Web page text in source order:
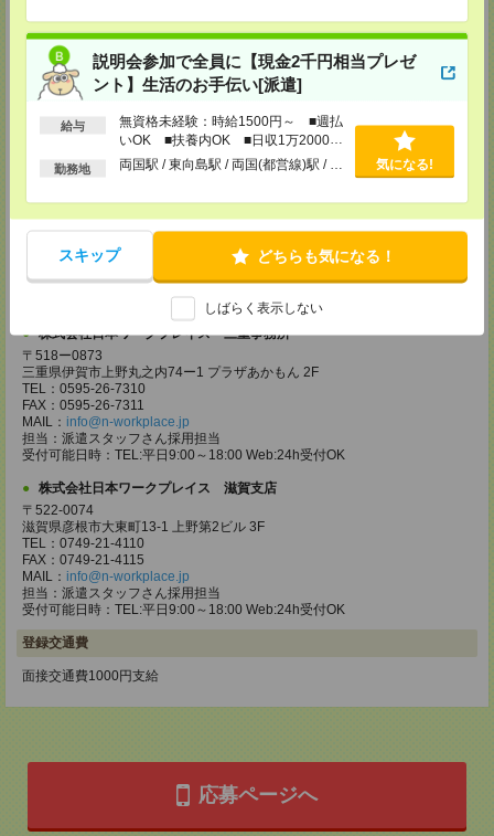
説明会参加で全員に【現金2千円相当プレゼ
ント】生活のお手伝い[派遣]
給与
無資格未経験：時給1500円～ ■週払
いOK ■扶養内OK ■日収1万2000円
以上
勤務地 両国駅 / 東向島駅 / 両国(都営線)駅 / … 気になる!
スキップ どちらも気になる！
しばらく表示しない
株式会社日本ワークプレイス 平塚事務所
〒254ー0811
神奈川県平塚市八重咲町 6ー1 平塚南口駅前ビル 6F
TEL：0463-20-4080
FAX：0463-20-4081
info@n-workplace.jp
担当：派遣スタッフさん採用担当
受付可能日時：TEL:平日9:00～18:00 Web:24h受付OK
株式会社日本ワークプレイス 中部支店
〒491ー0858
愛知県一宮市栄1ー3ー29 東海ビル 3F
TEL：0586-26-0550
FAX：0586-26-0551
info@n-workplace.jp
担当：派遣スタッフさん採用担当
受付可能日時：TEL:平日9:00～18:00 Web:24h受付OK
株式会社日本ワークプレイス 三重事務所
〒518ー0873
三重県伊賀市上野丸之内74ー1 プラザあかもん 2F
TEL：0595-26-7310
FAX：0595-26-7311
MAIL： info@n-workplace.jp
担当：派遣スタッフさん採用担当
受付可能日時：TEL:平日9:00～18:00 Web:24h受付OK
株式会社日本ワークプレイス 滋賀支店
〒522-0074
滋賀県彦根市大東町13-1 上野第2ビル 3F
TEL：0749-21-4110
FAX：0749-21-4115
MAIL： info@n-workplace.jp
担当：派遣スタッフさん採用担当
受付可能日時：TEL:平日9:00～18:00 Web:24h受付OK
登録交通費
面接交通費1000円支給
応募ページへ